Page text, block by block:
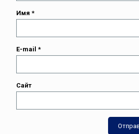
Имя *
E-mail *
Сайт